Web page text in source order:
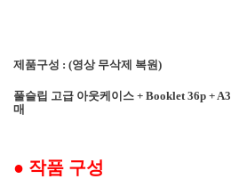
제품구성 : (영상 무삭제 복원)
풀슬립 고급 아웃케이스 + Booklet 36p + A3
매
● 작품 구성